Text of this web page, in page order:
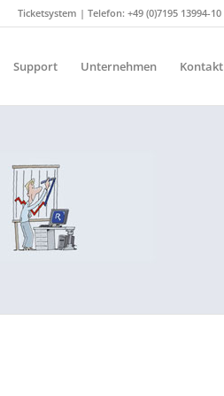
Ticketsystem | Telefon: +49 (0)7195 13994-10
Support Unternehmen Kontakt